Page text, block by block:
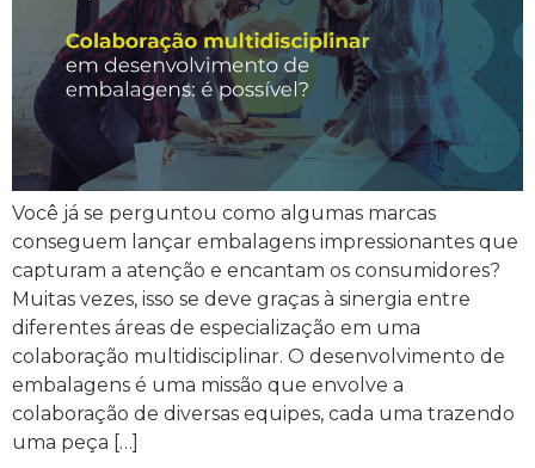
Você já se perguntou como algumas marcas
conseguem lançar embalagens impressionantes que
capturam a atenção e encantam os consumidores?
Muitas vezes, isso se deve graças à sinergia entre
diferentes áreas de especialização em uma
colaboração multidisciplinar. O desenvolvimento de
embalagens é uma missão que envolve a
colaboração de diversas equipes, cada uma trazendo
uma peça […]